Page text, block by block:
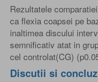
Rezultatele
ca flexia coapsei pe
inaltimea discului
semnificativ atat in
cel controlat(CG)
Discutii si